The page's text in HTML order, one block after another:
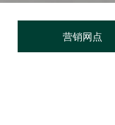
营销网点